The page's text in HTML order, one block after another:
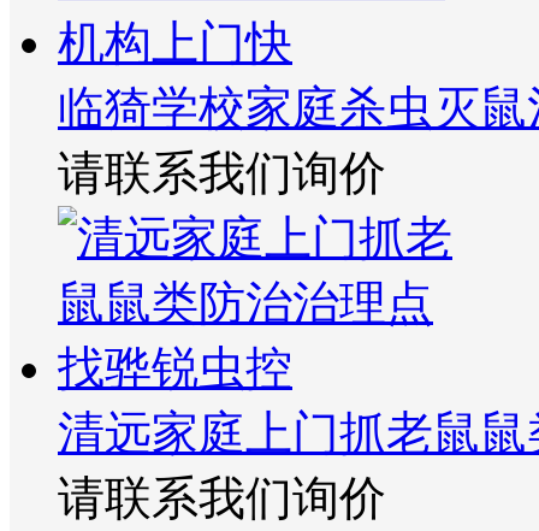
临猗学校家庭杀虫灭
请联系我们询价
清远家庭上门抓老鼠
请联系我们询价